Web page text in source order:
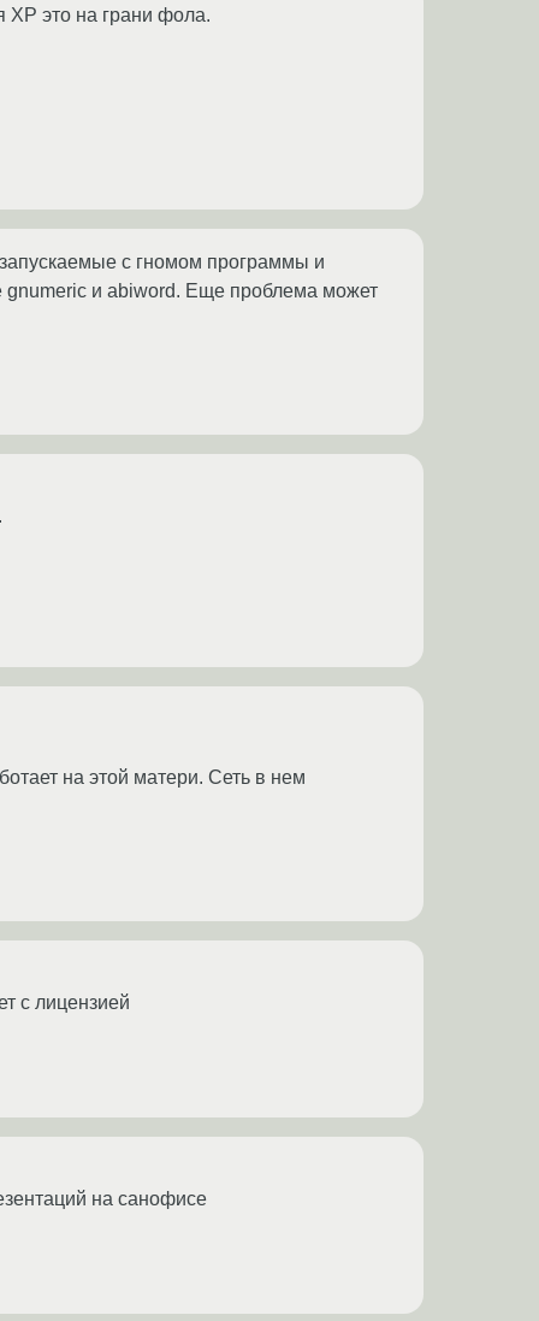
ХР это на грани фола.
с гномом программы и
gnumeric и abiword. Еще проблема может
на этой матери. Сеть в нем
с лицензией
на санофисе